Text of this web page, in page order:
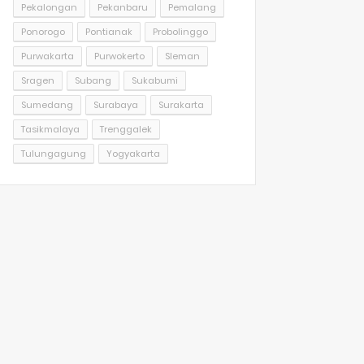
Pekalongan
Pekanbaru
Pemalang
Ponorogo
Pontianak
Probolinggo
Purwakarta
Purwokerto
Sleman
Sragen
Subang
Sukabumi
Sumedang
Surabaya
Surakarta
Tasikmalaya
Trenggalek
Tulungagung
Yogyakarta